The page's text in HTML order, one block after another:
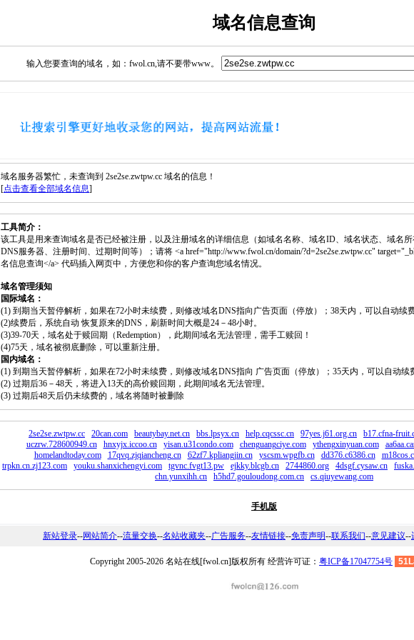
域名信息查询
输入您要查询的域名，如：fwol.cn,请不要带www。
域名服务器繁忙，未查询到 2se2se.zwtpw.cc 域名的信息！
[点击查看全部域名信息]
工具简介：
该工具是用来查询域名是否已经被注册，以及注册域名的详细信息（如域名名称、域名ID、域名状态、域名所
DNS服务器、注册时间、过期时间等）；请将 <a href="http://www.fwol.cn/domain/?d=2se2se.zwtpw.cc"
名信息查询</a> 代码插入网页中，方便您和你的客户查询您域名情况。
域名管理须知
国际域名：
(1) 到期当天暂停解析，如果在72小时未续费，则修改域名DNS指向广告页面（停放）；38天内，可以自动续费
(2)续费后，系统自动 恢复原来的DNS，刷新时间大概是24－48小时。
(3)39-70天，域名处于赎回期（Redemption），此期间域名无法管理，需手工赎回！
(4)75天，域名被彻底删除，可以重新注册。
国内域名：
(1) 到期当天暂停解析，如果在72小时未续费，则修改域名DNS指向 广告页面（停放）；35天内，可以自动续
(2) 过期后36－48天，将进入13天的高价赎回期，此期间域名无法管理。
(3) 过期后48天后仍未续费的，域名将随时被删除
2se2se.zwtpw.cc 20can.com beautybay.net.cn bbs.lpsyx.cn help.cqcssc.cn 97yes.j61.org.cn b17.cfna-
uczrw.728600949.cn
hnxyjx.iccoo.cn yisan.u31condo.com chenguangciye.com ythengxinyuan.com
homelandtoday.com
17qvq.zjqiancheng.cn 62zf7.kpliangjin.cn yscsm.wpgfb.cn dd376.c6386.cn
trpkn.cn.zj123.com
youku.shanxichengyi.com tgvnc.fvgt13.pw ejkky.blcgb.cn 2744860.org 4dsgf.cysaw.cn
chn.yunxihh.cn
h5hd7.gouloudong.com.cn cs.qiuyewang.com
手机版
新站登录--网站简介--流量交换--名站收藏夹--广告服务--友情链接--免责声明--联系我们--意见建议--
Copyright 2005-2026 名站在线[fwol.cn]版权所有 经营许可证： 粤ICP备17047754号